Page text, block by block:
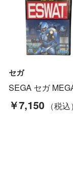
セガ
￥7,150